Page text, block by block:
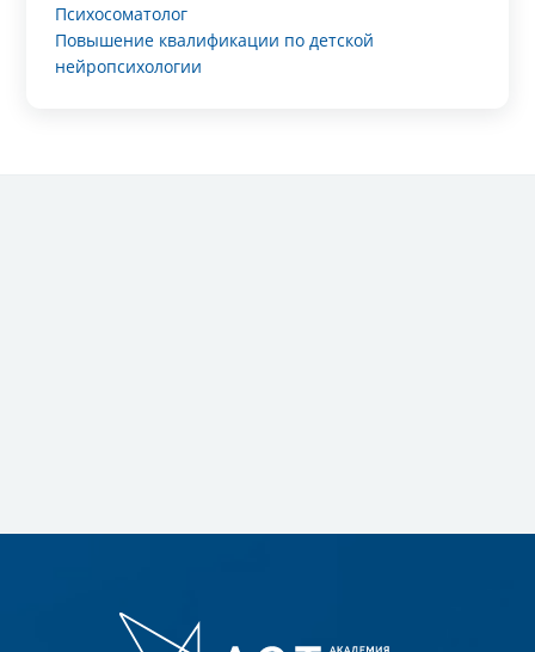
Психосоматолог
Повышение квалификации по детской
нейропсихологии